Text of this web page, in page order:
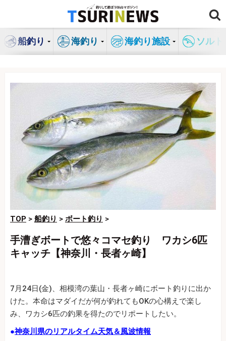
ン
船釣り 海釣り 海釣り施設 ソル
TOP > 船釣り > ボート釣り >
手漕ぎボートで悠々コマセ釣り ワカシ6匹
キャッチ【神奈川・長者ヶ崎】
7月24日(金)、相模湾の葉山・長者ヶ崎にボート釣りに出か
けた。本命はマダイだが何が釣れてもOKの心構えで楽し
み、ワカシ6匹の釣果を得たのでリポートしたい。
●神奈川県のリアルタイム天気＆風波情報